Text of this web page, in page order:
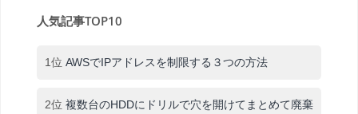
人気記事TOP10
1位 AWSでIPアドレスを制限する３つの方法
2位 複数台のHDDにドリルで穴を開けてまとめて廃棄